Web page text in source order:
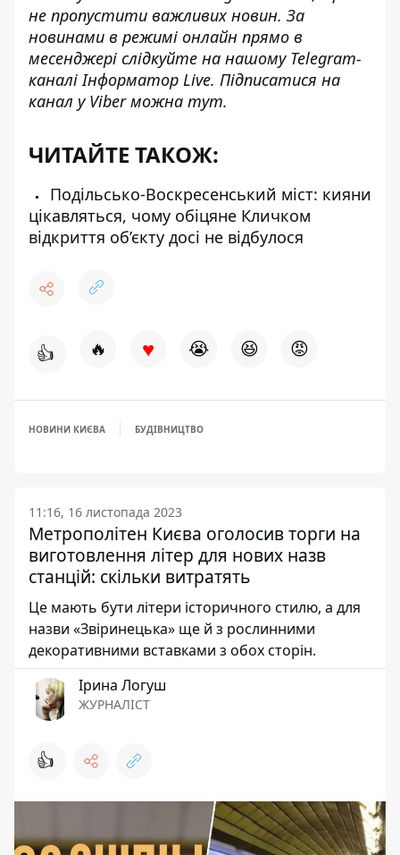
не пропустити важливих новин. За
новинами в режимі онлайн прямо в
месенджері слідкуйте на нашому Telegram-
каналіІнформатор Live. Підписатися на
канал у Viber можна тут.
ЧИТАЙТЕ ТАКОЖ:
Подільсько-Воскресенський міст: кияни
цікавляться, чому обіцяне Кличком
відкриття об’єкту досі не відбулося
👍 🔥 ♥ 😭 😆 😡
НОВИНИ КИЄВА БУДІВНИЦТВО
11:16, 16 листопада 2023
Метрополітен Києва оголосив торги на
виготовлення літер для нових назв
станцій: скільки витратять
Це мають бути літери історичного стилю, а для
назви «Звіринецька» ще й з рослинними
декоративними вставками з обох сторін.
Ірина Логуш
ЖУРНАЛІСТ
👍